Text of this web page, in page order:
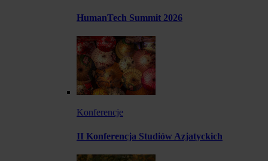
HumanTech Summit 2026
Konferencje
II Konferencja Studiów Azjatyckich